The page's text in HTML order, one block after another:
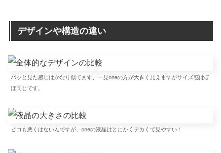
デザインや構造の違い
パッと見た感じはかなり似てます、一見oneの方が大きく見えますがサイズ感はほ
ぼ同じです。
ピコも悪くはないんですが、oneの液晶はとにかくデカくて見やすい！